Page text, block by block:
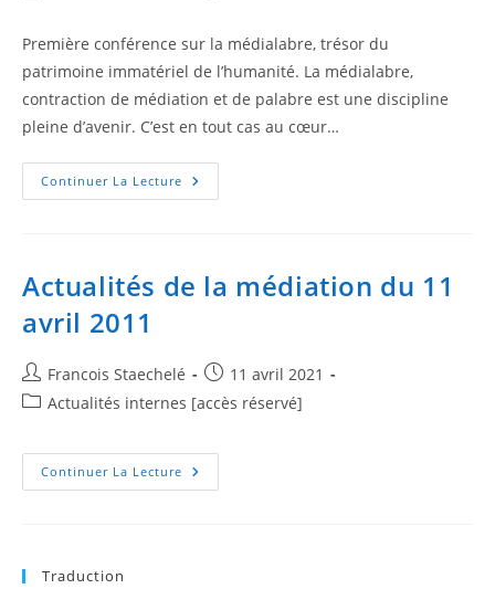
Première conférence sur la médialabre, trésor du
patrimoine immatériel de l’humanité. La médialabre,
contraction de médiation et de palabre est une discipline
pleine d’avenir. C’est en tout cas au cœur…
Continuer La Lecture
Actualités de la médiation du 11
avril 2011
Francois Staechelé
11 avril 2021
Actualités internes [accès réservé]
Continuer La Lecture
Traduction